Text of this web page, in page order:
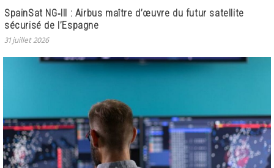
SpainSat NG‑III : Airbus maître d’œuvre du futur satellite
sécurisé de l’Espagne
31 juillet 2026